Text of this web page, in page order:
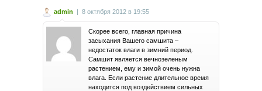
admin | 8 октября 2012 в 19:55
Скорее всего, главная причина
засыхания Вашего самшита –
недостаток влаги в зимний период.
Самшит является вечнозеленым
растением, ему и зимой очень нужна
влага. Если растение длительное время
находится под воздействием сильных